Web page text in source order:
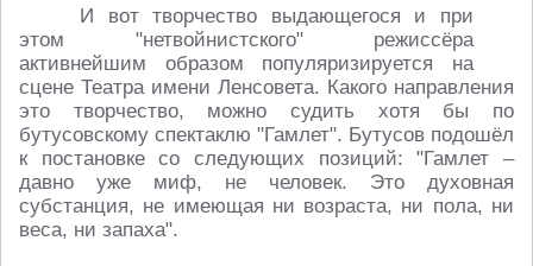
И вот творчество выдающегося и при
этом "нетвойнистского" режиссёра
активнейшим образом популяризируется на
сцене Театра имени Ленсовета. Какого направления
это творчество, можно судить хотя бы по
бутусовскому спектаклю "Гамлет". Бутусов подошёл
к постановке со следующих позиций: "Гамлет –
давно уже миф, не человек. Это духовная
субстанция, не имеющая ни возраста, ни пола, ни
веса, ни запаха".